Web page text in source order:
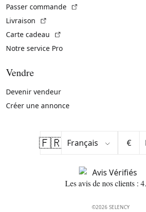
Passer commande
Livraison
Carte cadeau
Notre service Pro
Vendre
Devenir vendeur
Créer une annonce
🇫🇷 €
Les avis de nos clients :
©2026 SELENCY